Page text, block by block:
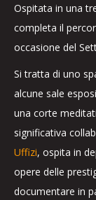
Ospitata in una
completa il
occasione del
Si tratta di uno
alcune sale
una corte
significativa
Uffizi, ospita in
opere delle
documentare in